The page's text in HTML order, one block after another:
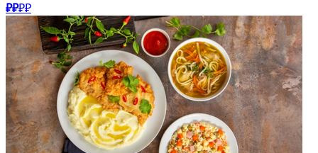
₽₽₽₽